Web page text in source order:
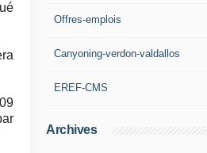
Offres-emplois
Canyoning-verdon-valdallos
EREF-CMS
Archives